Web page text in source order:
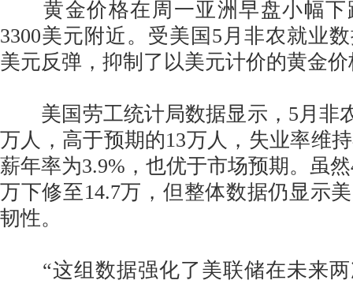
黄金价格在周一亚洲早盘小幅下
3300美元附近。受美国5月非农就业
美元反弹，抑制了以美元计价的黄金
美国劳工统计局数据显示，5月非
万人，高于预期的13万人，失业率维
薪年率为3.9%，也优于市场预期。虽
万下修至14.7万，但整体数据仍显示
韧性。
“这组数据强化了美联储在未来两